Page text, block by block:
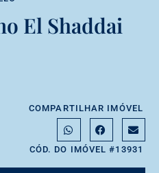
El Shaddai
COMPARTILHAR IMÓVEL
CÓD. DO IMÓVEL #13931